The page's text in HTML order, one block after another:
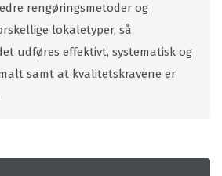
rengøringsmetoder og
lokaletyper, så
udføres effektivt, systematisk og
samt at kvalitetskravene er